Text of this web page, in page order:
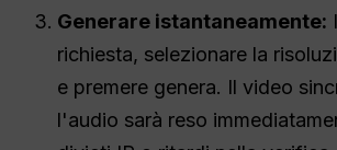
Generare istantaneamente:
richiesta, selezionare la
e premere genera. Il video
l'audio sarà reso